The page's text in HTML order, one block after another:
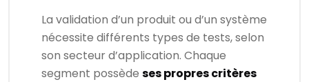
La validation d’un produit ou d’un système
nécessite différents types de tests, selon
son secteur d’application. Chaque
segment possèdeses propres critères